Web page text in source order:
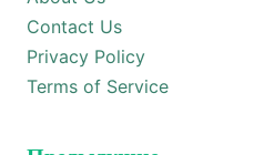
Contact Us
Privacy Policy
Terms of Service